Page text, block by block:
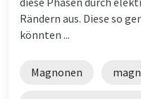
Rändern aus. Diese so
könnten ...
Magnonen